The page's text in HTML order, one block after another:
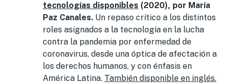
tecnologías disponibles (2020), por María
Paz Canales. Un repaso crítico a los distintos
roles asignados a la tecnología en la lucha
contra la pandemia por enfermedad de
coronavirus, desde una óptica de afectación a
los derechos humanos, y con énfasis en
América Latina. También disponible en inglés.